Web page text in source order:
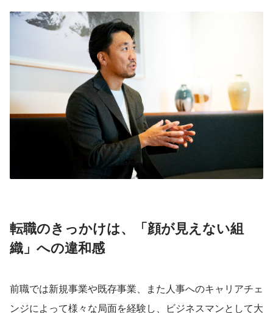
転職のきっかけは、「顔が見えない組
織」への違和感
前職では新規事業や既存事業、また人事へのキャリアチェ
ンジによって様々な局面を経験し、ビジネスマンとして大